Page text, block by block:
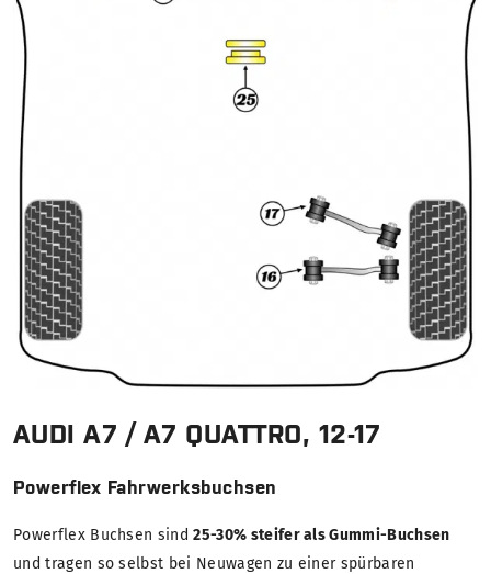
AUDI A7 / A7 QUATTRO, 12-17
Powerflex Fahrwerksbuchsen
Powerflex Buchsen sind25-30% steifer als Gummi-Buchsen
und tragen so selbst bei Neuwagen zu einer spürbaren